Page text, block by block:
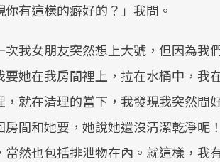
你有這樣的癖好的？」我問。
次我女朋友突然想上大號，但因為
她在我房間裡上，拉在水桶中，我
，就在清理的當下，我發現我突然間
房間和她要，她說她還沒清潔乾淨呢
然也包括排泄物在內。就這樣，我